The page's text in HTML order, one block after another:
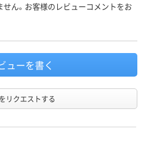
ん。お客様のレビューコメントをお
ューを書く
リクエストする